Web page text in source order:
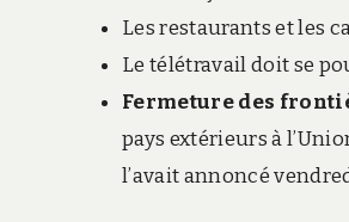
Les restaurants et les
Le télétravail doit se
Fermeture des
pays extérieurs à
l’avait annoncé